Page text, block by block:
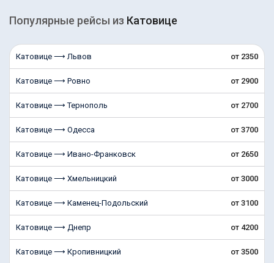
Популярные рейсы из Катовице
Катовице ⟶ Львов от 2350
Катовице ⟶ Ровно от 2900
Катовице ⟶ Тернополь от 2700
Катовице ⟶ Одесса от 3700
Катовице ⟶ Ивано-Франковск от 2650
Катовице ⟶ Хмельницкий от 3000
Катовице ⟶ Каменец-Подольский от 3100
Катовице ⟶ Днепр от 4200
Катовице ⟶ Кропивницкий от 3500